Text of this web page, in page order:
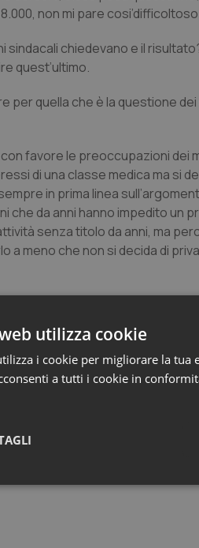
non mi pare
chiedevano e il
quest’ultimo.
per quella che è la questione
favore le preoccupazioni dei
di una classe medica ma si
in prima linea
da anni hanno impedito un
senza titolo da anni, ma
a meno che non si decida di
su molte questioni, ci si
stesso, che aveva
non sia più stato riproposto
che tuteli il diritto al
utilizza cookie
i cookie per migliorare la tua
a tutti i cookie in
Statistici